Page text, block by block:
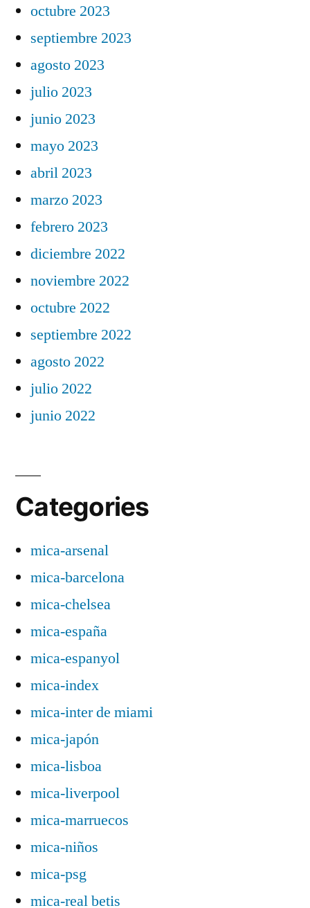
octubre 2023
septiembre 2023
agosto 2023
julio 2023
junio 2023
mayo 2023
abril 2023
marzo 2023
febrero 2023
diciembre 2022
noviembre 2022
octubre 2022
septiembre 2022
agosto 2022
julio 2022
junio 2022
Categories
mica-arsenal
mica-barcelona
mica-chelsea
mica-españa
mica-espanyol
mica-index
mica-inter de miami
mica-japón
mica-lisboa
mica-liverpool
mica-marruecos
mica-niños
mica-psg
mica-real betis